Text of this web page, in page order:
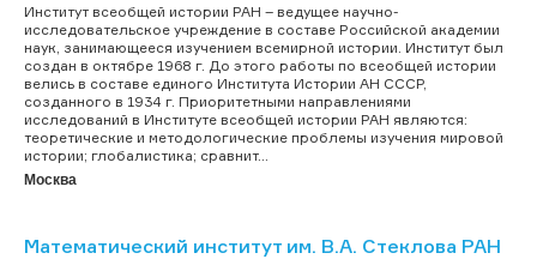
Институт всеобщей истории РАН – ведущее научно-
исследовательское учреждение в составе Российской академии
наук, занимающееся изучением всемирной истории. Институт был
создан в октябре 1968 г. До этого работы по всеобщей истории
велись в составе единого Института Истории АН СССР,
созданного в 1934 г. Приоритетными направлениями
исследований в Институте всеобщей истории РАН являются:
теоретические и методологические проблемы изучения мировой
истории; глобалистика; сравнит...
Москва
Математический институт им. В.А. Стеклова РАН